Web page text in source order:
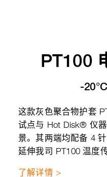
PT100
-
这款灰色聚合物护套
试点与 Hot Disk® 仪
景。其两端均配备 4
延伸我司 PT100 温度
了解详情 >